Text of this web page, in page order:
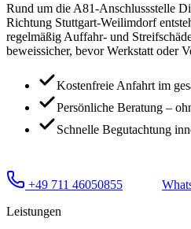
Rund um die A81-Anschlussstelle
Richtung Stuttgart-Weilimdorf
regelmäßig Auffahr- und
beweissicher, bevor Werkstatt oder
Kostenfreie Anfahrt im
Persönliche Beratung –
Schnelle Begutachtung
+49 711 46050855
Leistungen